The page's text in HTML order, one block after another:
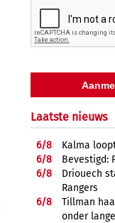
Laatste nieuws
6/8
Kalma
6/8
Bevestigd:
6/8
Driouech
Rangers
6/8
Tillman
onder